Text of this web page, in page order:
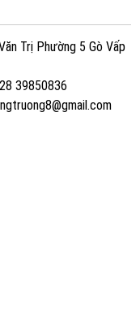
Trị Phường 5 Gò Vấp
39850836